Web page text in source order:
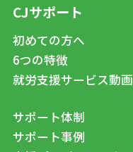
CJサポート
初めての方へ
6つの特徴
就労支援サービス動画
サポート体制
サポート事例